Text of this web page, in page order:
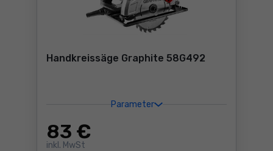
Handkreissäge Graphite 58G492
Parameter
83 €
inkl. MwSt